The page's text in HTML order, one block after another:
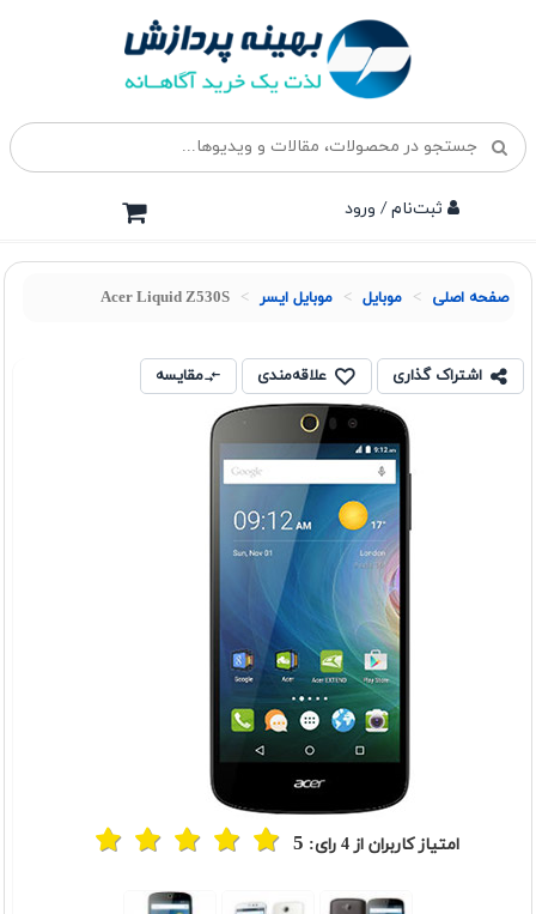
ثبت‌نام / ورود
صفحه اصلی موبايل موبایل ایسر Acer Liquid Z530S
اشتراک گذاری علاقه‌مندی مقایسه
امتیاز کاربران از4 رای: 5